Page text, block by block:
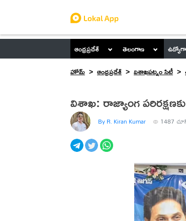
ఆంధ్రప్రదేశ్ తెలంగాణ
హోమ్
ఆంధ్రప్రదేశ్ విశాఖపట్నం సిటీ
విశాఖ: రాజ్యాంగ
By R. Kiran Kumar 1487